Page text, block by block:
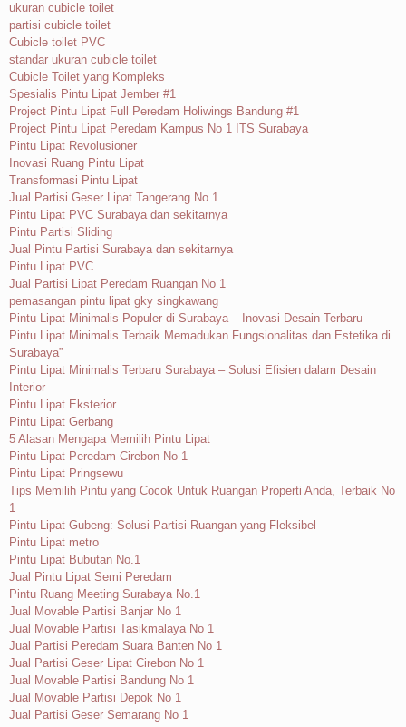
ukuran cubicle toilet
partisi cubicle toilet
Cubicle toilet PVC
standar ukuran cubicle toilet
Cubicle Toilet yang Kompleks
Spesialis Pintu Lipat Jember #1
Project Pintu Lipat Full Peredam Holiwings Bandung #1
Project Pintu Lipat Peredam Kampus No 1 ITS Surabaya
Pintu Lipat Revolusioner
Inovasi Ruang Pintu Lipat
Transformasi Pintu Lipat
Jual Partisi Geser Lipat Tangerang No 1
Pintu Lipat PVC Surabaya dan sekitarnya
Pintu Partisi Sliding
Jual Pintu Partisi Surabaya dan sekitarnya
Pintu Lipat PVC
Jual Partisi Lipat Peredam Ruangan No 1
pemasangan pintu lipat gky singkawang
Pintu Lipat Minimalis Populer di Surabaya – Inovasi Desain Terbaru
Pintu Lipat Minimalis Terbaik Memadukan Fungsionalitas dan Estetika di
Surabaya”
Pintu Lipat Minimalis Terbaru Surabaya – Solusi Efisien dalam Desain
Interior
Pintu Lipat Eksterior
Pintu Lipat Gerbang
5 Alasan Mengapa Memilih Pintu Lipat
Pintu Lipat Peredam Cirebon No 1
Pintu Lipat Pringsewu
Tips Memilih Pintu yang Cocok Untuk Ruangan Properti Anda, Terbaik No
1
Pintu Lipat Gubeng: Solusi Partisi Ruangan yang Fleksibel
Pintu Lipat metro
Pintu Lipat Bubutan No.1
Jual Pintu Lipat Semi Peredam
Pintu Ruang Meeting Surabaya No.1
Jual Movable Partisi Banjar No 1
Jual Movable Partisi Tasikmalaya No 1
Jual Partisi Peredam Suara Banten No 1
Jual Partisi Geser Lipat Cirebon No 1
Jual Movable Partisi Bandung No 1
Jual Movable Partisi Depok No 1
Jual Partisi Geser Semarang No 1